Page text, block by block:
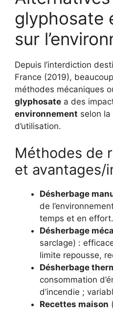
glyphosate
sur
Depuis l’interdiction
France (2019),
méthodes mécaniques
glyphosate a des
environnement selon
d’utilisation.
Méthodes de
et avantages/
Désherbage
de
temps et en effort.
Désherbage
sarclage) :
limite repousse,
Désherbage
consommation
d’incendie ;
Recettes maison